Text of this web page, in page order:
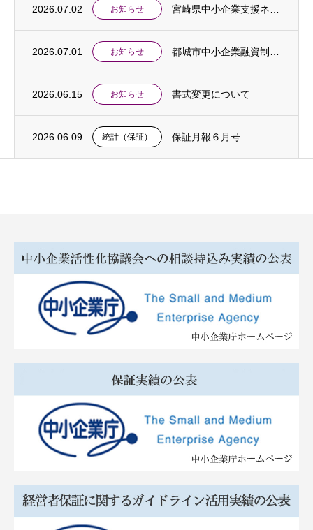
2026.07.02 お知らせ
2026.07.01 お知らせ
2026.06.15 お知らせ 書式変更について
2026.06.09 統計（保証） 保証月報６月号